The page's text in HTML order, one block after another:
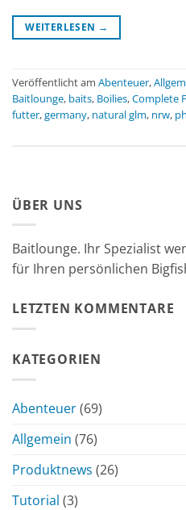
WEITERLESEN →
Veröffentlicht am Abenteuer,
Baitlounge, baits, Boilies,Complete
futter,germany, natural glm, nrw,
ÜBER UNS
Baitlounge. Ihr Spezialist
für Ihren persönlichen
LETZTEN KOMMENTARE
KATEGORIEN
Abenteuer(69)
Allgemein (76)
Produktnews (26)
Tutorial (3)